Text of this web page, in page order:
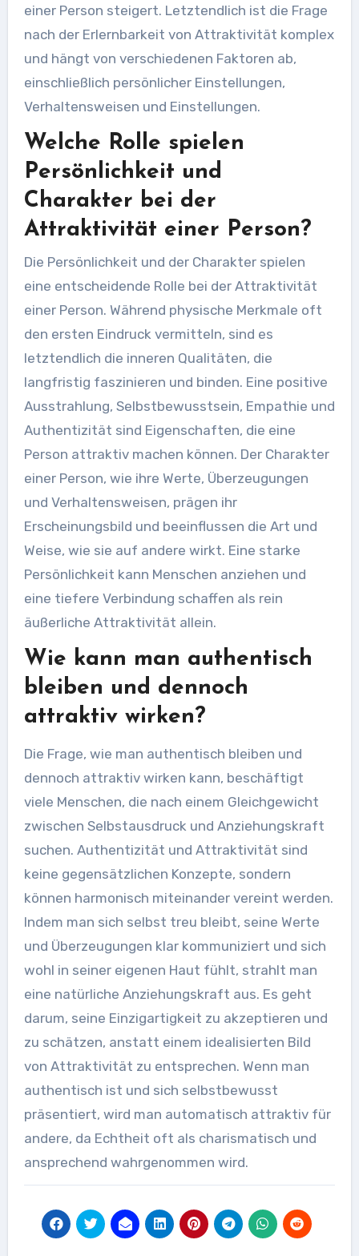
einer Person steigert. Letztendlich ist die Frage
nach der Erlernbarkeit von Attraktivität komplex
und hängt von verschiedenen Faktoren ab,
einschließlich persönlicher Einstellungen,
Verhaltensweisen und Einstellungen.
Welche Rolle spielen
Persönlichkeit und
Charakter bei der
Attraktivität einer Person?
Die Persönlichkeit und der Charakter spielen
eine entscheidende Rolle bei der Attraktivität
einer Person. Während physische Merkmale oft
den ersten Eindruck vermitteln, sind es
letztendlich die inneren Qualitäten, die
langfristig faszinieren und binden. Eine positive
Ausstrahlung, Selbstbewusstsein, Empathie und
Authentizität sind Eigenschaften, die eine
Person attraktiv machen können. Der Charakter
einer Person, wie ihre Werte, Überzeugungen
und Verhaltensweisen, prägen ihr
Erscheinungsbild und beeinflussen die Art und
Weise, wie sie auf andere wirkt. Eine starke
Persönlichkeit kann Menschen anziehen und
eine tiefere Verbindung schaffen als rein
äußerliche Attraktivität allein.
Wie kann man authentisch
bleiben und dennoch
attraktiv wirken?
Die Frage, wie man authentisch bleiben und
dennoch attraktiv wirken kann, beschäftigt
viele Menschen, die nach einem Gleichgewicht
zwischen Selbstausdruck und Anziehungskraft
suchen. Authentizität und Attraktivität sind
keine gegensätzlichen Konzepte, sondern
können harmonisch miteinander vereint werden.
Indem man sich selbst treu bleibt, seine Werte
und Überzeugungen klar kommuniziert und sich
wohl in seiner eigenen Haut fühlt, strahlt man
eine natürliche Anziehungskraft aus. Es geht
darum, seine Einzigartigkeit zu akzeptieren und
zu schätzen, anstatt einem idealisierten Bild
von Attraktivität zu entsprechen. Wenn man
authentisch ist und sich selbstbewusst
präsentiert, wird man automatisch attraktiv für
andere, da Echtheit oft als charismatisch und
ansprechend wahrgenommen wird.